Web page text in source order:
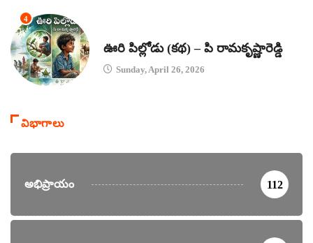
4
ఊరి పిల్లోడు (కథ) – పి రామకృష్ణారెడ్డి
Sunday, April 26, 2026
విభాగాలు
అభిప్రాయం 112